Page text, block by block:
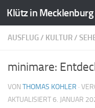
Zum Inhalt springen
Klütz in Mecklenburg
AUSFLUG/ KULTUR/
minimare:
VON THOMAS KOHLER ·
AKTUALISIERT6. JANUAR